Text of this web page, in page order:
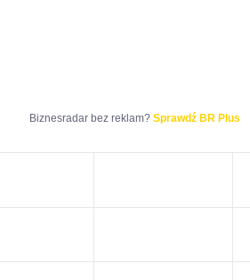
Biznesradar bez reklam? Sprawdź BR Plus